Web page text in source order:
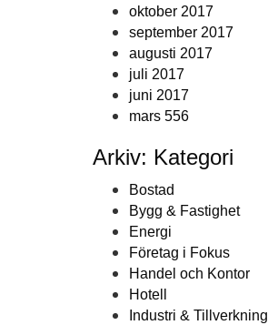
oktober 2017
september 2017
augusti 2017
juli 2017
juni 2017
mars 556
Arkiv: Kategori
Bostad
Bygg & Fastighet
Energi
Företag i Fokus
Handel och Kontor
Hotell
Industri & Tillverkning